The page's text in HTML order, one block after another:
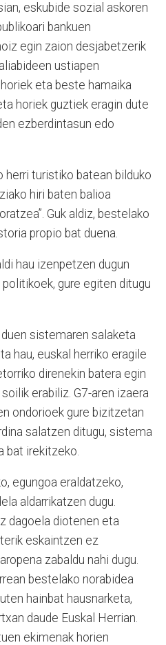
eskubide sozial askoren
bankuen
egin zaion desjabetzerik
ustiapen
eta beste hamaika
horiek guztiek eragin dute
ezberdintasun edo
herri turistiko batean bilduko
hiri baten balioa
Guk aldiz, bestelako
propio bat duena.
hau izenpetzen dugun
gure egiten ditugu
sistemaren salaketa
hau, euskal herriko eragile
direnekin batera egin
erabiliz. G7-aren izaera
ondorioek gure bizitzetan
salatzen ditugu, sistema
bat irekitzeko.
egungoa eraldatzeko,
aldarrikatzen dugu.
dagoela diotenen eta
eskaintzen ez
zabaldu nahi dugu.
bestelako norabidea
hainbat hausnarketa,
daude Euskal Herrian.
ekimenak horien